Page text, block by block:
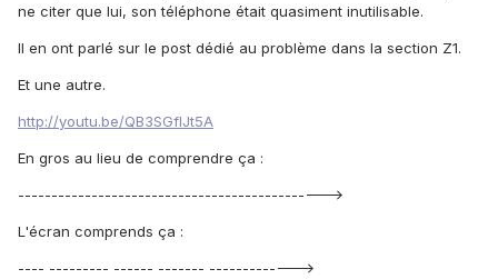
ne citer que lui, son téléphone était quasiment inutilisable.
Il en ont parlé sur le post dédié au problème dans la section Z1.
Et une autre.
http://youtu.be/QB3SGfIJt5A
En gros au lieu de comprendre ça :
---------------------------------------------->
L'écran comprends ça :
---- --------- ------ ------- ------------->